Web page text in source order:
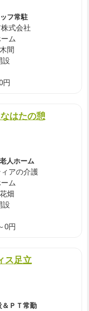
フ常駐
式会社
ム
間
設
円
はたの憩
人ホーム
アの介護
ム
畑
設
0円
ス足立
＆ＰＴ常勤